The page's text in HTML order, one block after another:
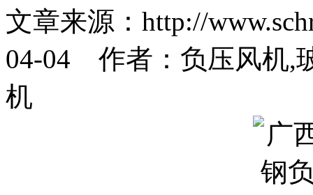
文章来源：http://
04-04 作者：负压风机,
机